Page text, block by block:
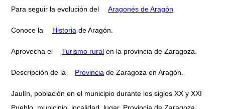
Para seguir la evolución del
Aragonés de Aragón
Conoce la Historia de Aragón.
Aprovecha el Turismo rural en la provincia de Zaragoza.
Descripción de la Provincia de Zaragoza en Aragón.
Jaulín, población en el municipio durante los siglos XX y XXI